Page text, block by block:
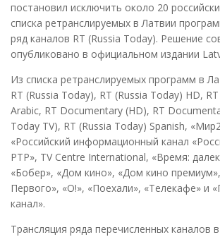
постановил исключить около 20
списка ретранслируемых в Латвии
ряд каналов RT (Russia Today). Решение
опубликовано в официальном издании
Из списка ретранслируемых программ в
RT (Russia Today), RT (Russia Today) HD,
Arabic, RT Documentary (HD), RT
Today TV), RT (Russia Today) Spanish,
«Российский информационный канал
РТР», TV Centre International, «Время:
«Бобер», «Дом кино», «Дом кино
Первого», «О!», «Поехали», «Телекафе» и
канал».
Трансляция ряда перечисленных каналов